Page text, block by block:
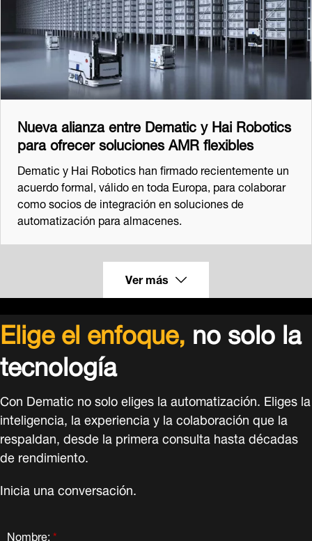
Nueva alianza entre Dematic y Hai Robotics
para ofrecer soluciones AMR flexibles
Dematic y Hai Robotics han firmado recientemente un
acuerdo formal, válido en toda Europa, para colaborar
como socios de integración en soluciones de
automatización para almacenes.
Ver más
Elige el enfoque,no solo la
tecnología
Con Dematic no solo eliges la automatización. Eliges la
inteligencia, la experiencia y la colaboración que la
respaldan, desde la primera consulta hasta décadas
de rendimiento.
Inicia una conversación.
*
Nombre: